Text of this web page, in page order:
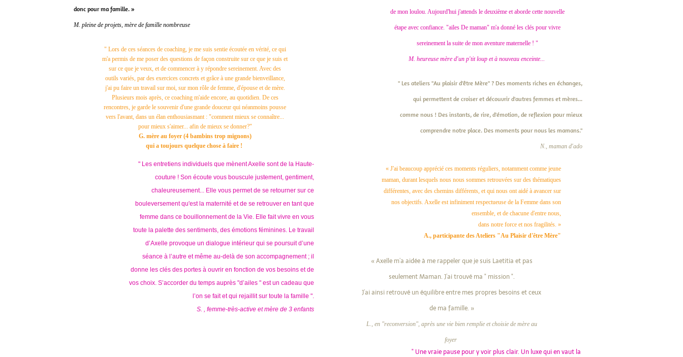
donc pour ma famille. »
M. pleine de projets, mère de famille nombreuse
" Lors de ces séances de coaching, je me suis sentie écoutée en vérité, ce qui
m'a permis de me poser des questions de façon construite sur ce que je suis et
sur ce que je veux, et de commencer à y répondre sereinement. Avec des
outils variés, par des exercices concrets et grâce à une grande bienveillance,
j'ai pu faire un travail sur moi, sur mon rôle de femme, d'épouse et de mère.
Plusieurs mois après, ce coaching m'aide encore, au quotidien. De ces
rencontres, je garde le souvenir d'une grande douceur qui néanmoins pousse
vers l'avant, dans un élan enthousiasmant : "comment mieux se connaître...
pour mieux s'aimer... afin de mieux se donner?"
G. mère au foyer (4 bambins trop mignons)
qui a toujours quelque chose à faire !
" Les entretiens individuels que mènent Axelle sont de la Haute-
couture ! Son écoute vous bouscule justement, gentiment,
chaleureusement... Elle vous permet de se retourner sur ce
bouleversement qu'est la maternité et de se retrouver en tant que
femme dans ce bouillonnement de la Vie. Elle fait vivre en vous
toute la palette des sentiments, des émotions féminines. Le travail
d’Axelle provoque un dialogue intérieur qui se poursuit d’une
séance à l’autre et même au-delà de son accompagnement ; il
donne les clés des portes à ouvrir en fonction de vos besoins et de
vos choix. S’accorder du temps auprès "d’ailes " est un cadeau que
l’on se fait et qui rejaillit sur toute la famille ".
S. , femme-très-active et mère de 3 enfants
de mon loulou. Aujourd'hui j'attends le deuxième et aborde cette nouvelle
étape avec confiance. "ailes De maman" m'a donné les clés pour vivre
sereinement la suite de mon aventure maternelle ! "
M. heureuse mère d'un p'tit loup et à nouveau enceinte...
" Les ateliers "Au plaisir d'être Mère" ? Des moments riches en échanges,
qui permettent de croiser et découvrir d'autres femmes et mères...
comme nous ! Des instants, de rire, d'émotion, de reflexion pour mieux
comprendre notre place. Des moments pour nous les mamans."
N., maman d'ado
« J'ai beaucoup apprécié ces moments réguliers, notamment comme jeune
maman, durant lesquels nous nous sommes retrouvées sur des thématiques
différentes, avec des chemins différents, et qui nous ont aidé à avancer sur
nos objectifs. Axelle est infiniment respectueuse de la Femme dans son
ensemble, et de chacune d'entre nous,
dans notre force et nos fragilités. »
A., participante des Ateliers "Au Plaisir d'être Mère"
« Axelle m’a aidée à me rappeler que je suis Laetitia et pas
seulement Maman. J’ai trouvé ma " mission ".
J’ai ainsi retrouvé un équilibre entre mes propres besoins et ceux
de ma famille. »
L., en "reconversion", après une vie bien remplie et choisie de mère au
foyer
" Une vraie pause pour y voir plus clair. Un luxe qui en vaut la